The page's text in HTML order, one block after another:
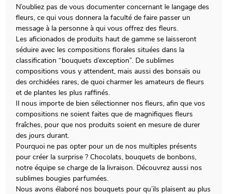
N’oubliez pas de vous documenter concernant le langage des
fleurs, ce qui vous donnera la faculté de faire passer un
message à la personne à qui vous offrez des fleurs.
Les aficionados de produits haut de gamme se laisseront
séduire avec les compositions florales situées dans la
classification “bouquets d’exception”. De sublimes
compositions vous y attendent, mais aussi des bonsaïs ou
des orchidées rares, de quoi charmer les amateurs de fleurs
et de plantes les plus raffinés.
Il nous importe de bien sélectionner nos fleurs, afin que vos
compositions ne soient faites que de magnifiques fleurs
fraîches, pour que nos produits soient en mesure de durer
des jours durant.
Pourquoi ne pas opter pour un de nos multiples présents
pour créer la surprise ? Chocolats, bouquets de bonbons,
notre équipe se charge de la livraison. Découvrez aussi nos
sublimes bougies parfumées.
Nous avons élaboré nos bouquets pour qu’ils plaisent au plus